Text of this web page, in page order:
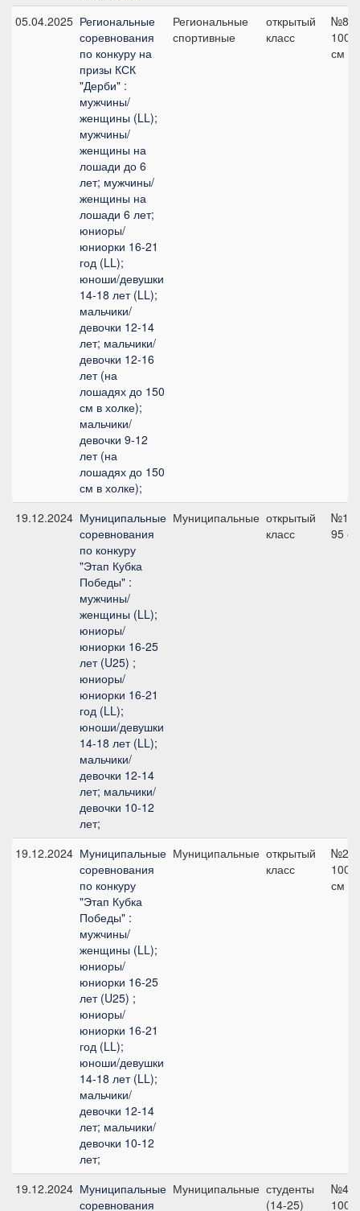
05.04.2025 Региональные
соревнования
по конкуру на
призы КСК
"Дерби" :
мужчины/
женщины (LL);
мужчины/
женщины на
лошади до 6
лет; мужчины/
женщины на
лошади 6 лет;
юниоры/
юниорки 16-21
год (LL);
юноши/девушки
14-18 лет (LL);
мальчики/
девочки 12-14
лет; мальчики/
девочки 12-16
лет (на
лошадях до 150
см в холке);
мальчики/
девочки 9-12
лет (на
лошадях до 150
см в холке);
Региональные
спортивные
открытый
класс
№8,
100
см
19.12.2024 Муниципальные
соревнования
по конкуру
"Этап Кубка
Победы" :
мужчины/
женщины (LL);
юниоры/
юниорки 16-25
лет (U25) ;
юниоры/
юниорки 16-21
год (LL);
юноши/девушки
14-18 лет (LL);
мальчики/
девочки 12-14
лет; мальчики/
девочки 10-12
лет;
Муниципальные открытый
класс
№12,
95 см
19.12.2024 Муниципальные
соревнования
по конкуру
"Этап Кубка
Победы" :
мужчины/
женщины (LL);
юниоры/
юниорки 16-25
лет (U25) ;
юниоры/
юниорки 16-21
год (LL);
юноши/девушки
14-18 лет (LL);
мальчики/
девочки 12-14
лет; мальчики/
девочки 10-12
лет;
Муниципальные открытый
класс
№2,
100
см
19.12.2024 Муниципальные
соревнования
Муниципальные студенты
(14-25)
№4,
100